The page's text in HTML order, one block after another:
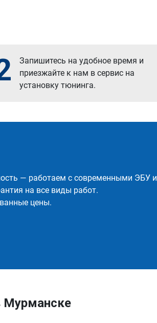
Запишитесь на удобное время и
приезжайте к нам в сервис на
установку тюнинга.
— работаем с современными ЭБУ и
на все виды работ.
цены.
Мурманске